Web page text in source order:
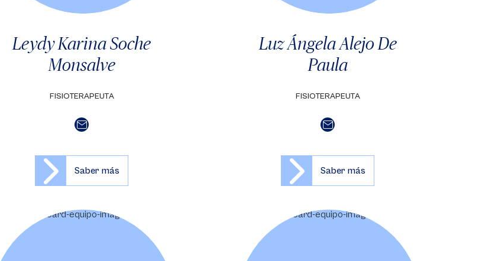
Leydy Karina Soche
Monsalve
FISIOTERAPEUTA
Saber más
Luz Ángela Alejo De
Paula
FISIOTERAPEUTA
Saber más